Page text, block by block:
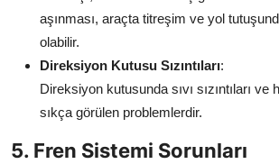
aşınması, araçta titreşim ve yol
olabilir.
Direksiyon Kutusu Sızıntıları:
Direksiyon kutusunda sıvı sızıntıları ve
sıkça görülen problemlerdir.
5. Fren Sistemi Sorunları